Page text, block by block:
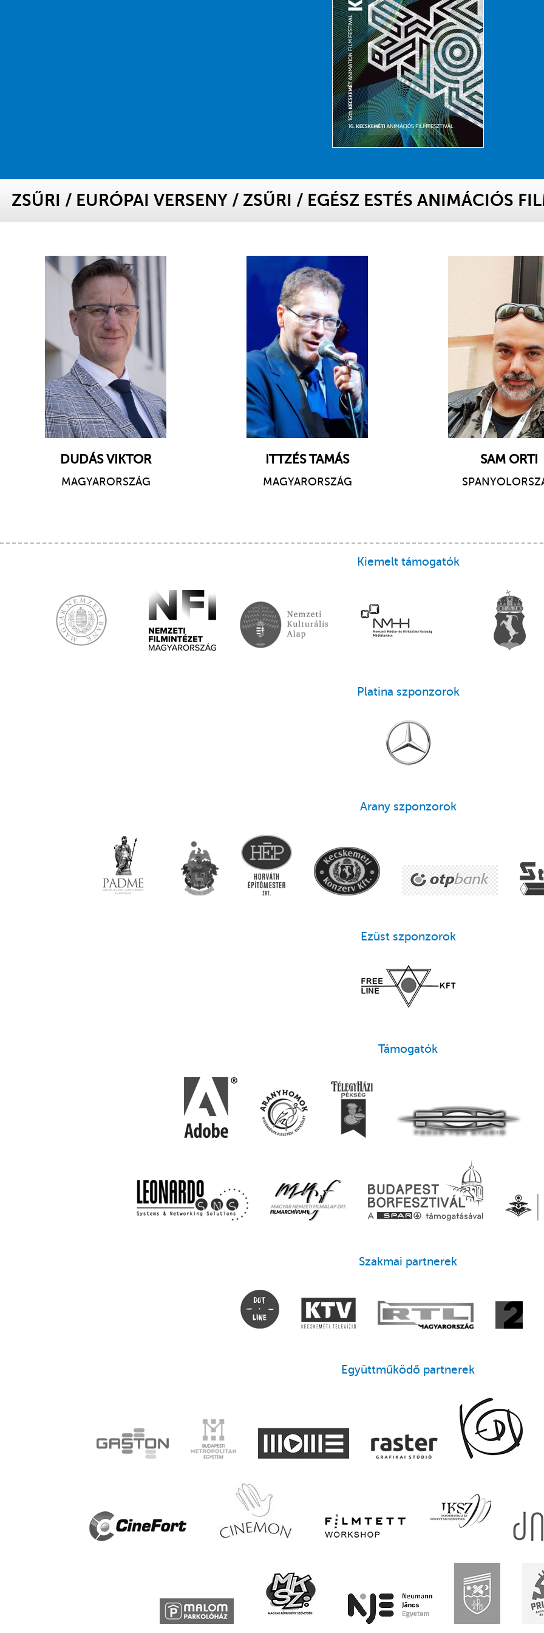
ZSŰRI / EURÓPAI VERSENY / ZSŰRI / EGÉSZ ESTÉS ANIMÁCIÓS
DUDÁS VIKTOR
MAGYARORSZÁG
ITTZÉS TAMÁS
MAGYARORSZÁG
SAM ORTI
Kiemelt támogatók
Platina szponzorok
Arany szponzorok
Ezüst szponzorok
Támogatók
Szakmai partnerek
Együttműködő partnerek